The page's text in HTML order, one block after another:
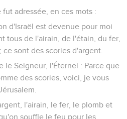
adressée, en ces mots :
d'Israël est devenue pour moi
tous de l'airain, de l'étain, du fer,
sont des scories d'argent.
le Seigneur, l'Éternel : Parce que
des scories, voici, je vous
l'airain, le fer, le plomb et
souffle le feu pour les